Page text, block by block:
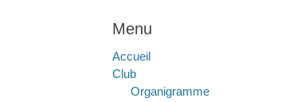
Menu
Accueil
Club
Organigramme